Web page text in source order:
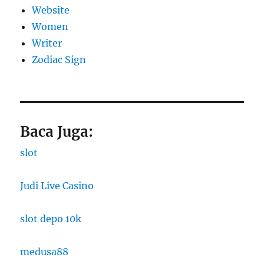
Website
Women
Writer
Zodiac Sign
Baca Juga:
slot
Judi Live Casino
slot depo 10k
medusa88